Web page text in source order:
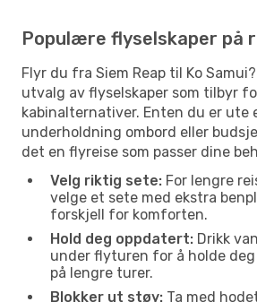
Populære flyselskaper på
Flyr du fra Siem Reap til Ko
utvalg av flyselskaper som tilbyr
kabinalternativer. Enten du er ute
underholdning ombord eller
det en flyreise som passer dine
Velg riktig sete: For lengre
velge et sete med ekstra
forskjell for komforten.
Hold deg oppdatert: Drikk
under flyturen for å holde
på lengre turer.
Blokker ut støy: Ta med